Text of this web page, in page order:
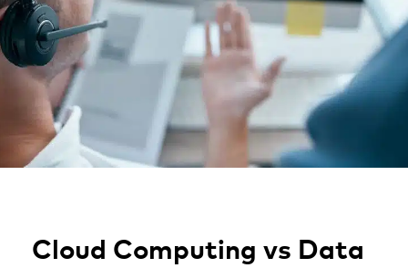
Cloud Computing vs Data